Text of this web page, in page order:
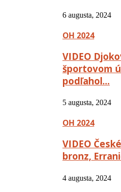
6 augusta, 2024
OH 2024
VIDEO
športovom
podľahol…
5 augusta, 2024
OH 2024
VIDEO
bronz,
4 augusta, 2024